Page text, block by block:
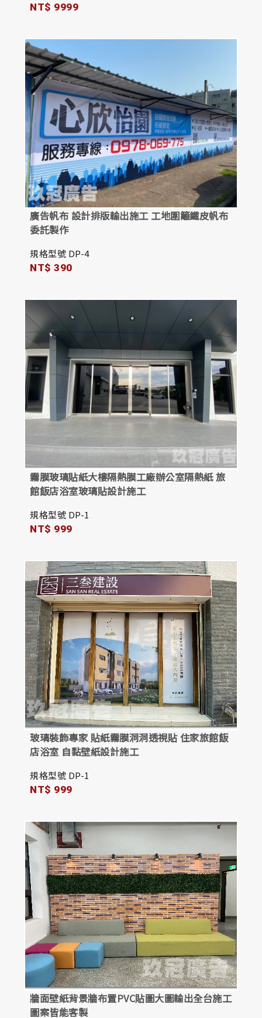
NT$ 9999
廣告帆布 設計排版輸出施工 工地圍籬鐵皮帆布
委託製作
規格型號 DP-4
NT$ 390
霧膜玻璃貼紙大樓隔熱膜工廠辦公室隔熱紙 旅
館飯店浴室玻璃貼設計施工
規格型號 DP-1
NT$ 999
玻璃裝飾專家 貼紙霧膜洞洞透視貼 住家旅館飯
店浴室 自黏壁紙設計施工
規格型號 DP-1
NT$ 999
牆面壁紙背景牆布置PVC貼圖大圖輸出全台施工
圖案皆能客製